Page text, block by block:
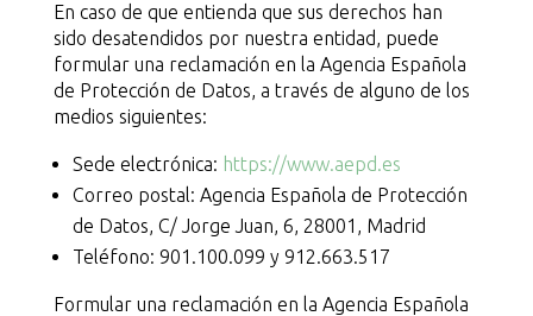
En caso de que entienda que sus derechos han
sido desatendidos por nuestra entidad, puede
formular una reclamación en la Agencia Española
de Protección de Datos, a través de alguno de los
medios siguientes:
Sede electrónica: https://www.aepd.es
Correo postal: Agencia Española de Protección
de Datos, C/ Jorge Juan, 6, 28001, Madrid
Teléfono: 901.100.099 y 912.663.517
Formular una reclamación en la Agencia Española